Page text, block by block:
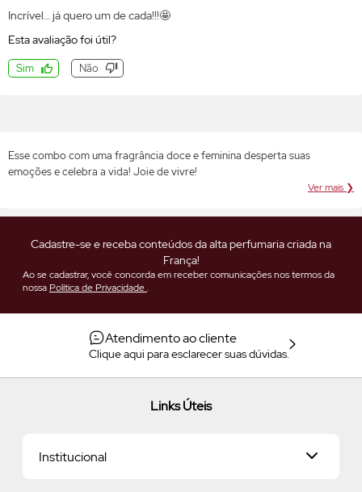
Incrível… já quero um de cada!!!🤩
Esta avaliação foi útil?
Sim Não
Esse combo com uma fragrância doce e feminina desperta suas
emoções e celebra a vida! Joie de vivre!
Ver mais ❯
Cadastre-se e receba conteúdos da alta perfumaria criada na
França!
Ao se cadastrar, você concorda em receber comunicações nos termos da
nossa Política de Privacidade.
Atendimento ao cliente
Clique aqui para esclarecer suas dúvidas.
Links Úteis
Institucional